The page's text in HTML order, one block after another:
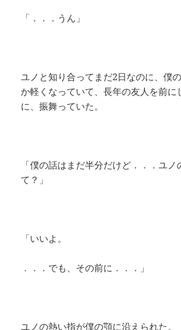
「．．．うん」
ユノと知り合ってまだ2日なのに、僕
か軽くなっていて、長年の友人を前に
に、振舞っていた。
「僕の話はまだ半分だけど．．．ユ
て？」
「いいよ。
．．．でも、その前に．．．」
ユノの熱い指が僕の顎に沿えられた。